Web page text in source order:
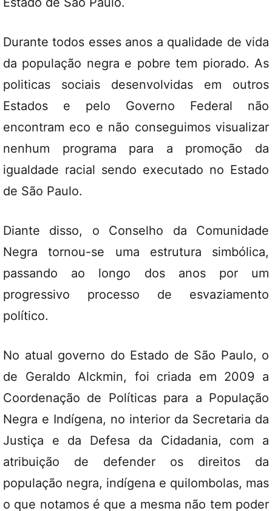
Durante todos esses anos a qualidade de vida
da população negra e pobre tem piorado. As
politicas sociais desenvolvidas em outros
Estados e pelo Governo Federal não
encontram eco e não conseguimos visualizar
nenhum programa para a promoção da
igualdade racial sendo executado no Estado
de São Paulo.
Diante disso, o Conselho da Comunidade
Negra tornou-se uma estrutura simbólica,
passando ao longo dos anos por um
progressivo processo de esvaziamento
político.
No atual governo do Estado de São Paulo, o
de Geraldo Alckmin, foi criada em 2009 a
Coordenação de Políticas para a População
Negra e Indígena, no interior da Secretaria da
Justiça e da Defesa da Cidadania, com a
atribuição de defender os direitos da
população negra, indígena e quilombolas, mas
o que notamos é que a mesma não tem poder